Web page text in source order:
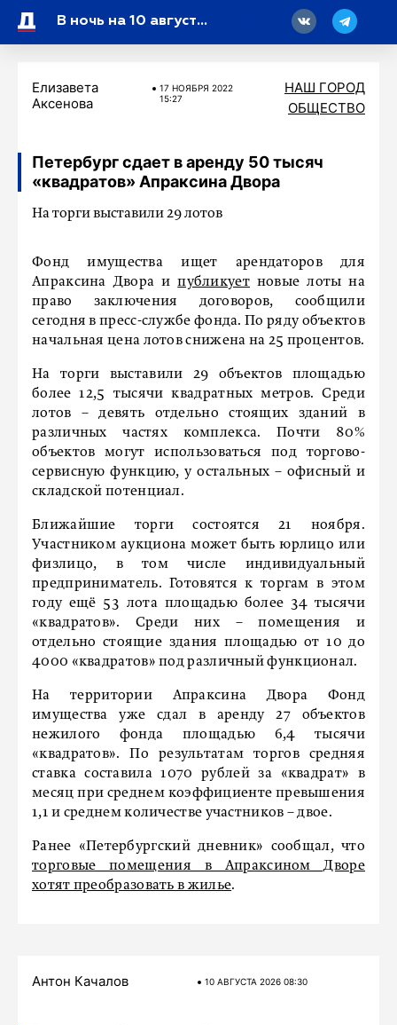
В ночь на 10 августа Киев атаковал регионы России 456 беспилотниками
Елизавета
Аксенова
17 НОЯБРЯ 2022
15:27
НАШ ГОРОД
ОБЩЕСТВО
Петербург сдает в аренду 50 тысяч
«квадратов» Апраксина Двора
На торги выставили 29 лотов
Фонд имущества ищет арендаторов для
Апраксина Двора ипубликуетновые лоты на
право заключения договоров, сообщили
сегодня в пресс-службе фонда. По ряду объектов
начальная цена лотов снижена на 25 процентов.
На торги выставили 29 объектов площадью
более 12,5 тысячи квадратных метров. Среди
лотов – девять отдельно стоящих зданий в
различных частях комплекса. Почти 80%
объектов могут использоваться под торгово-
сервисную функцию, у остальных – офисный и
складской потенциал.
Ближайшие торги состоятся 21 ноября.
Участником аукциона может быть юрлицо или
физлицо, в том числе индивидуальный
предприниматель. Готовятся к торгам в этом
году ещё 53 лота площадью более 34 тысячи
«квадратов». Среди них – помещения и
отдельно стоящие здания площадью от 10 до
4000 «квадратов» под различный функционал.
На территории Апраксина Двора Фонд
имущества уже сдал в аренду 27 объектов
нежилого фонда площадью 6,4 тысячи
«квадратов». По результатам торгов средняя
ставка составила 1070 рублей за «квадрат» в
месяц при среднем коэффициенте превышения
1,1 и среднем количестве участников – двое.
Ранее «Петербургский дневник» сообщал, что
торговые помещения в Апраксином Дворе
хотят преобразовать в жилье.
Антон Качалов 10 АВГУСТА 2026 08:30